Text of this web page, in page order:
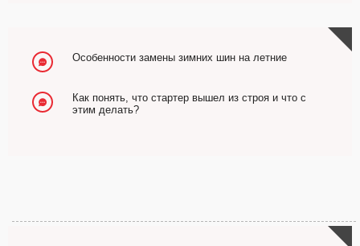
Особенности замены зимних шин на летние
Как понять, что стартер вышел из строя и что с
этим делать?